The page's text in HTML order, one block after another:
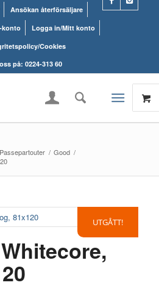
Ansökan återförsäljare
konto
Logga in/Mitt konto
Cookies
på: 0224-313 60
Passepartouter / Good /
UTGÅTT!